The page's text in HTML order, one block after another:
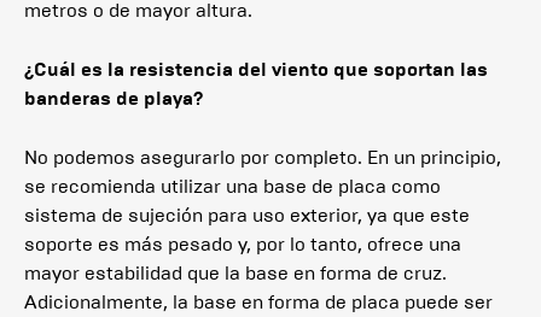
metros o de mayor altura.
¿Cuál es la resistencia del viento que soportan las
banderas de playa?
No podemos asegurarlo por completo. En un principio,
se recomienda utilizar una base de placa como
sistema de sujeción para uso exterior, ya que este
soporte es más pesado y, por lo tanto, ofrece una
mayor estabilidad que la base en forma de cruz.
Adicionalmente, la base en forma de placa puede ser